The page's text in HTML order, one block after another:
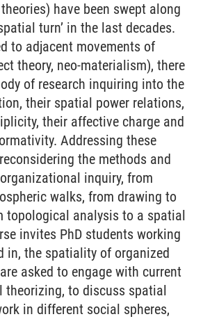
have been swept along
turn’ in the last decades.
to adjacent movements of
theory, neo-materialism), there
of research inquiring into the
their spatial power relations,
their affective charge and
Addressing these
the methods and
inquiry, from
walks, from drawing to
topological analysis to a spatial
invites PhD students working
in, the spatiality of organized
asked to engage with current
theorizing, to discuss spatial
in different social spheres,